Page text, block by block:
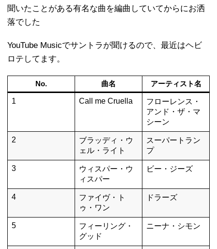
聞いたことがある有名な曲を編曲していてからにお洒
落でした
YouTube Musicでサントラが聞けるので、最近はヘビ
ロテしてます。
No. 曲名 アーティスト名
1 Call me Cruella
フローレンス・
アンド・ザ・マ
シーン
2
ブラッディ・ウ
ェル・ライト
スーパートラン
プ
3
ウィスパー・ウ
ィスパー
ビー・ジーズ
4
ファイヴ・ト
ゥ・ワン
ドラーズ
5
フィーリング・
グッド
ニーナ・シモン